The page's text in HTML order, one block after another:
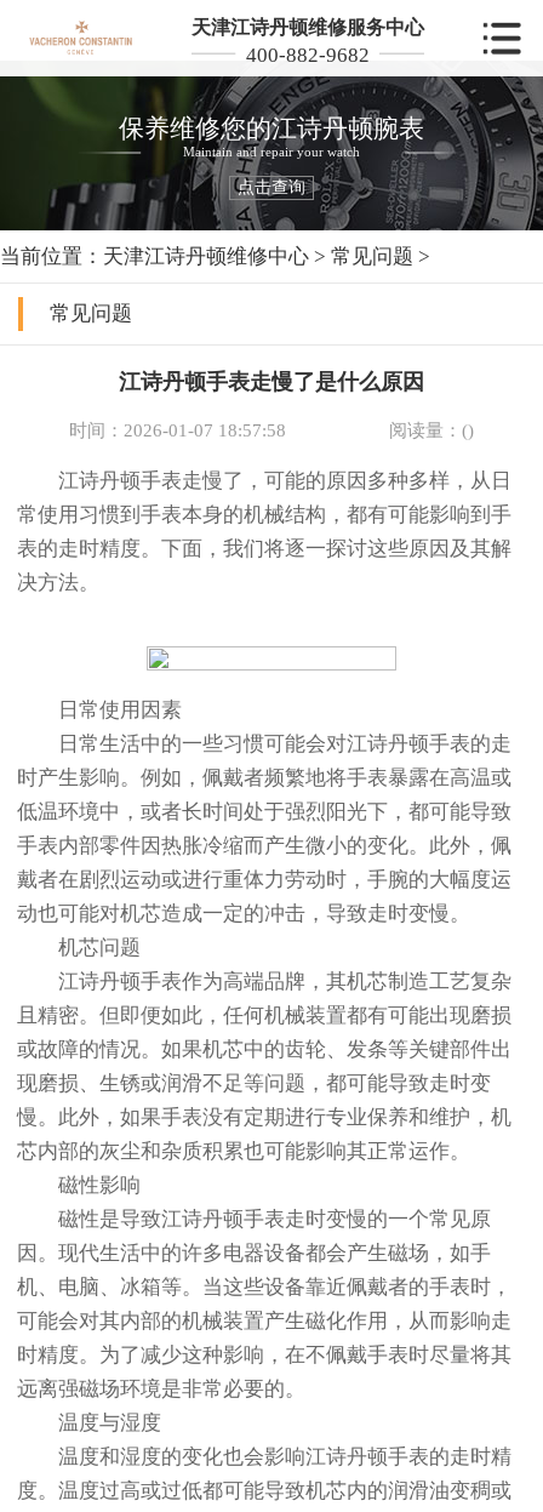
天津江诗丹顿维修服务中心
400-882-9682
保养维修您的江诗丹顿腕表
Maintain and repair your watch
点击查询
当前位置： 天津江诗丹顿维修中心 > 常见问题 >
常见问题
江诗丹顿手表走慢了是什么原因
时间：2026-01-07 18:57:58 阅读量：()
江诗丹顿手表走慢了，可能的原因多种多样，从日
常使用习惯到手表本身的机械结构，都有可能影响到手
表的走时精度。下面，我们将逐一探讨这些原因及其解
决方法。
日常使用因素
日常生活中的一些习惯可能会对江诗丹顿手表的走
时产生影响。例如，佩戴者频繁地将手表暴露在高温或
低温环境中，或者长时间处于强烈阳光下，都可能导致
手表内部零件因热胀冷缩而产生微小的变化。此外，佩
戴者在剧烈运动或进行重体力劳动时，手腕的大幅度运
动也可能对机芯造成一定的冲击，导致走时变慢。
机芯问题
江诗丹顿手表作为高端品牌，其机芯制造工艺复杂
且精密。但即便如此，任何机械装置都有可能出现磨损
或故障的情况。如果机芯中的齿轮、发条等关键部件出
现磨损、生锈或润滑不足等问题，都可能导致走时变
慢。此外，如果手表没有定期进行专业保养和维护，机
芯内部的灰尘和杂质积累也可能影响其正常运作。
磁性影响
磁性是导致江诗丹顿手表走时变慢的一个常见原
因。现代生活中的许多电器设备都会产生磁场，如手
机、电脑、冰箱等。当这些设备靠近佩戴者的手表时，
可能会对其内部的机械装置产生磁化作用，从而影响走
时精度。为了减少这种影响，在不佩戴手表时尽量将其
远离强磁场环境是非常必要的。
温度与湿度
温度和湿度的变化也会影响江诗丹顿手表的走时精
度。温度过高或过低都可能导致机芯内的润滑油变稠或